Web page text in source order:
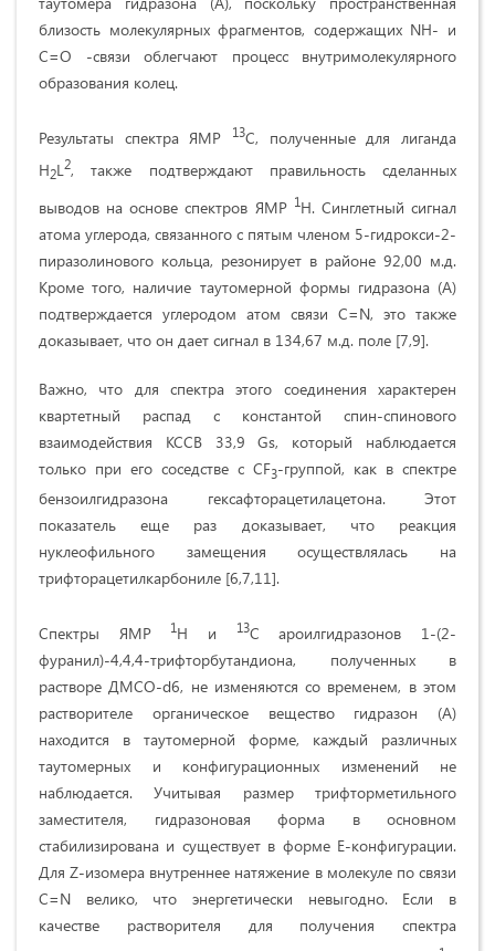
близость молекулярных фрагментов, содержащих NH- и
C=O -связи облегчают процесс внутримолекулярного
образования колец.
Результаты спектра ЯМР 13C, полученные для лиганда
H2L2, также подтверждают правильность сделанных
выводов на основе спектров ЯМР 1H. Синглетный сигнал
атома углерода, связанного с пятым членом 5-гидрокси-2-
пиразолинового кольца, резонирует в районе 92,00 м.д.
Кроме того, наличие таутомерной формы гидразона (А)
подтверждается углеродом атом связи C=N, это также
доказывает, что он дает сигнал в 134,67 м.д. поле [7,9].
Важно, что для спектра этого соединения характерен
квартетный распад с константой спин-спинового
взаимодействия КССВ 33,9 Gs, который наблюдается
только при его соседстве с CF3-группой, как в спектре
бензоилгидразона гексафторацетилацетона. Этот
показатель еще раз доказывает, что реакция
нуклеофильного замещения осуществлялась на
трифторацетилкарбониле [6,7,11].
Спектры ЯМР 1H и 13C ароилгидразонов 1-(2-
фуранил)-4,4,4-трифторбутандиона, полученных в
растворе ДМСО-d6, не изменяются со временем, в этом
растворителе органическое вещество гидразон (А)
находится в таутомерной форме, каждый различных
таутомерных и конфигурационных изменений не
наблюдается. Учитывая размер трифторметильного
заместителя, гидразоновая форма в основном
стабилизирована и существует в форме E-конфигурации.
Для Z-изомера внутреннее натяжение в молекуле по связи
C=N велико, что энергетически невыгодно. Если в
качестве растворителя для получения спектра